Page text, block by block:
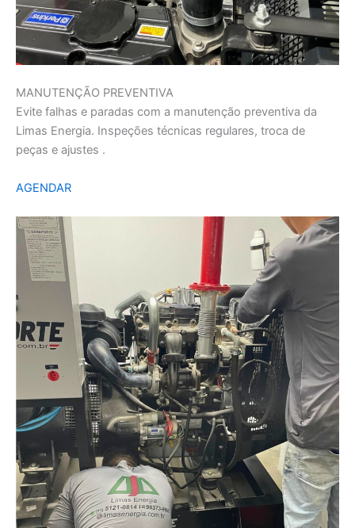
MANUTENÇÃO PREVENTIVA
Evite falhas e paradas com a manutenção preventiva da
Limas Energia. Inspeções técnicas regulares, troca de
peças e ajustes .
AGENDAR